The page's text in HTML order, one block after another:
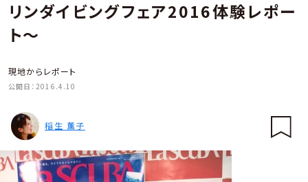
リンダイビングフェア2016体験レポー
ト～
現地からレポート
公開日： 2016.4.10
稲生 薫子